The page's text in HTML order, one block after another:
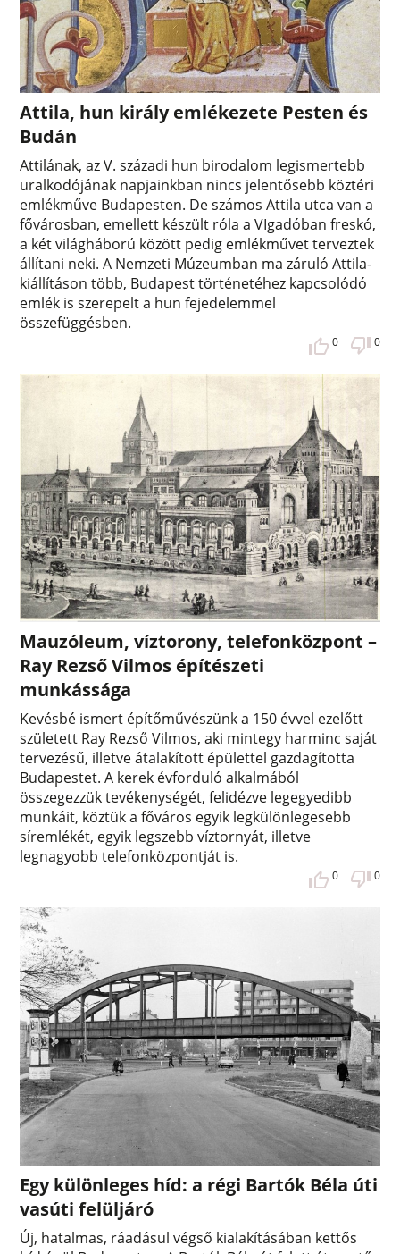
Attila, hun király emlékezete Pesten és
Budán
Attilának, az V. századi hun birodalom legismertebb
uralkodójának napjainkban nincs jelentősebb köztéri
emlékműve Budapesten. De számos Attila utca van a
fővárosban, emellett készült róla a VIgadóban freskó,
a két világháború között pedig emlékművet terveztek
állítani neki. A Nemzeti Múzeumban ma záruló Attila-
kiállításon több, Budapest történetéhez kapcsolódó
emlék is szerepelt a hun fejedelemmel
összefüggésben.
0 0
Mauzóleum, víztorony, telefonközpont –
Ray Rezső Vilmos építészeti
munkássága
Kevésbé ismert építőművészünk a 150 évvel ezelőtt
született Ray Rezső Vilmos, aki mintegy harminc saját
tervezésű, illetve átalakított épülettel gazdagította
Budapestet. A kerek évforduló alkalmából
összegezzük tevékenységét, felidézve legegyedibb
munkáit, köztük a főváros egyik legkülönlegesebb
síremlékét, egyik legszebb víztornyát, illetve
legnagyobb telefonközpontját is.
0 0
Egy különleges híd: a régi Bartók Béla úti
vasúti felüljáró
Új, hatalmas, ráadásul végső kialakításában kettős